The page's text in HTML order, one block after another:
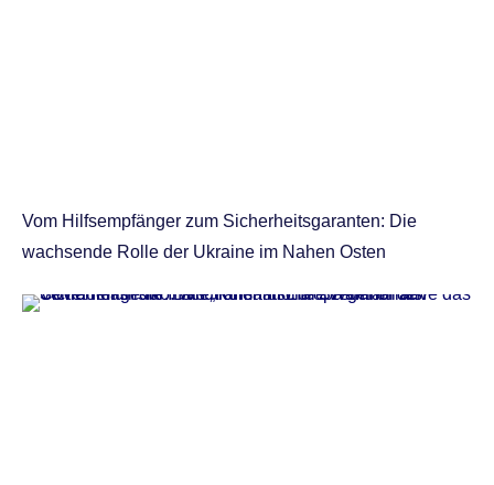
Vom Hilfsempfänger zum Sicherheitsgaranten: Die
wachsende Rolle der Ukraine im Nahen Osten